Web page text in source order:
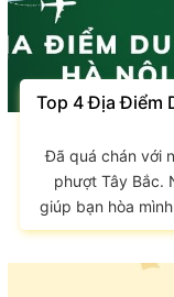
Top 4 Địa Điểm
Đã quá chán với
phượt Tây Bắc.
giúp bạn hòa
tộc. Để trải
LONG tìm hiểu